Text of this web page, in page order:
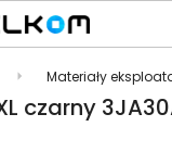
Materiały
czarny